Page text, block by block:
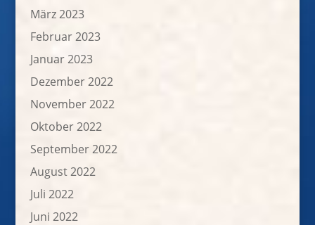
März 2023
Februar 2023
Januar 2023
Dezember 2022
November 2022
Oktober 2022
September 2022
August 2022
Juli 2022
Juni 2022